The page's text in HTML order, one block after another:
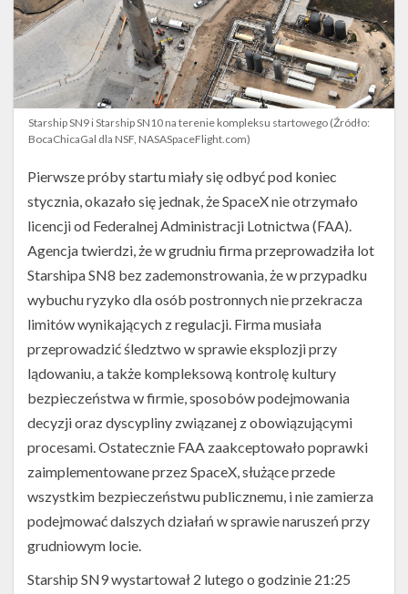
Starship SN9 i Starship SN10 na terenie kompleksu startowego (Źródło:
BocaChicaGal dla NSF, NASASpaceFlight.com)
Pierwsze próby startu miały się odbyć pod koniec
stycznia, okazało się jednak, że SpaceX nie otrzymało
licencji od Federalnej Administracji Lotnictwa (FAA).
Agencja twierdzi, że w grudniu firma przeprowadziła lot
Starshipa SN8 bez zademonstrowania, że w przypadku
wybuchu ryzyko dla osób postronnych nie przekracza
limitów wynikających z regulacji. Firma musiała
przeprowadzić śledztwo w sprawie eksplozji przy
lądowaniu, a także kompleksową kontrolę kultury
bezpieczeństwa w firmie, sposobów podejmowania
decyzji oraz dyscypliny związanej z obowiązującymi
procesami. Ostatecznie FAA zaakceptowało poprawki
zaimplementowane przez SpaceX, służące przede
wszystkim bezpieczeństwu publicznemu, i nie zamierza
podejmować dalszych działań w sprawie naruszeń przy
grudniowym locie.
Starship SN9 wystartował 2 lutego o godzinie 21:25